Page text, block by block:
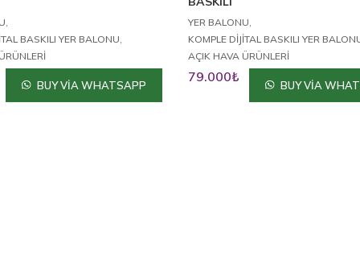
,
BASKILI YER BALONU,
BUY VIA WHATSAPP
YER BALONU,
KOMPLE DİJİTAL BASKILI YER
AÇIK HAVA ÜRÜNLERİ
79.000₺
BUY VIA